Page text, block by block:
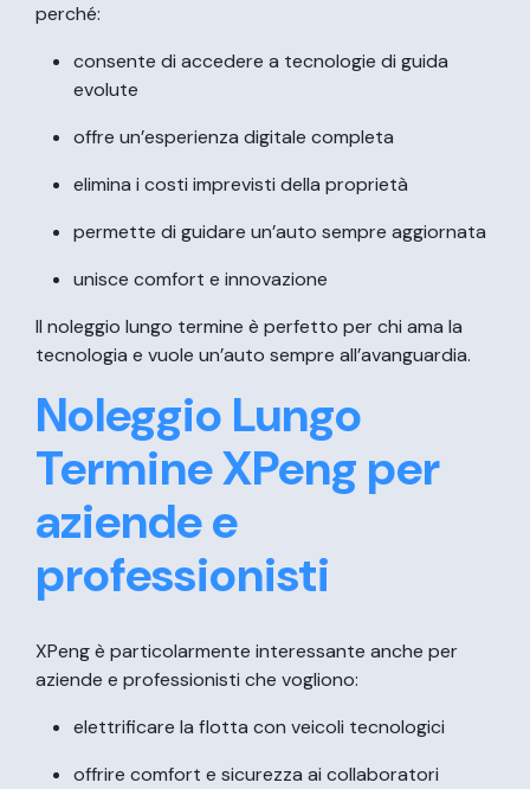
perché:
consente di accedere a tecnologie di guida
evolute
offre un’esperienza digitale completa
elimina i costi imprevisti della proprietà
permette di guidare un’auto sempre aggiornata
unisce comfort e innovazione
Il noleggio lungo termine è perfetto per chi ama la
tecnologia e vuole un’auto sempre all’avanguardia.
Noleggio Lungo
Termine XPeng per
aziende e
professionisti
XPeng è particolarmente interessante anche per
aziende e professionisti che vogliono:
elettrificare la flotta con veicoli tecnologici
offrire comfort e sicurezza ai collaboratori